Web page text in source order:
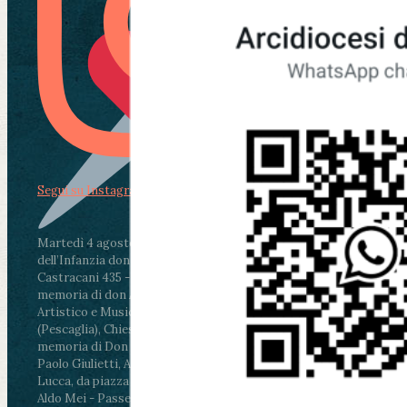
Martedì 4 agosto2026
ore 11:30 - Lucca, Scuola
dell’Infanzia don Aldo Mei - Viale Castruccio
Castracani 435 - Inaugurazione murales in
memoria di don Aldo Mei curato dal Liceo
Artistico e Musicale “Passaglia”
ore 18 - Fiano
(Pescaglia), Chiesa parrocchiale - Messa in
memoria di Don Aldo Mei celebrata da mons.
Paolo Giulietti, Arcivescovo di Lucca
ore 20.30 -
Lucca, da piazza San Michele al Cippo di don
Aldo Mei - Passeggiata della Memoria in alcuni
Segui su Instagram